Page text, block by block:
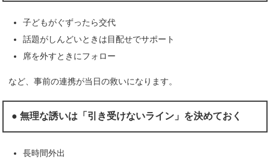
子どもがぐずったら交代
話題がしんどいときは目配せでサポート
席を外すときにフォロー
など、事前の連携が当日の救いになります。
● 無理な誘いは「引き受けないライン」を決めておく
長時間外出